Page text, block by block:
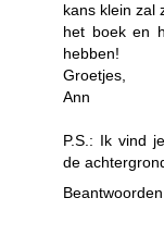
kans klein zal
het boek en
hebben!
Groetjes,
Ann
P.S.: Ik vind
de
Beantwoorden